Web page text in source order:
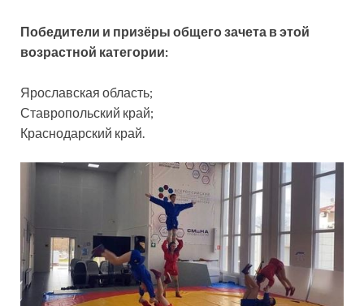
Победители и призёры общего зачета в этой
возрастной категории:
Ярославская область;
Ставропольский край;
Краснодарский край.